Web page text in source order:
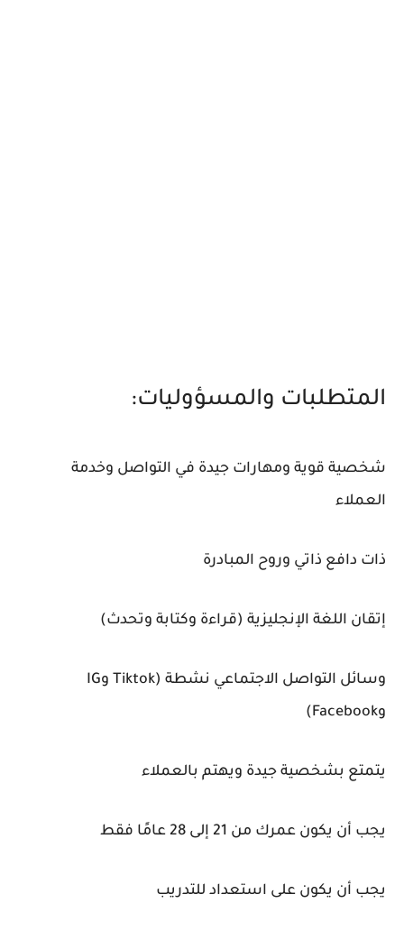
المتطلبات والمسؤوليات:
شخصية قوية ومهارات جيدة في التواصل وخدمة
العملاء
ذات دافع ذاتي وروح المبادرة
إتقان اللغة الإنجليزية (قراءة وكتابة وتحدث)
وسائل التواصل الاجتماعي نشطة (Tiktok وIG
وFacebook)
يتمتع بشخصية جيدة ويهتم بالعملاء
يجب أن يكون عمرك من 21 إلى 28 عامًا فقط
يجب أن يكون على استعداد للتدريب